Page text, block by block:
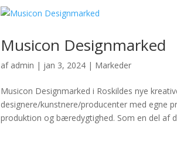
Musicon Designmarked
af admin | jan 3, 2024 | Markeder
Musicon Designmarked i Roskildes nye
designere/kunstnere/producenter med egne
produktion og bæredygtighed. Som en del af